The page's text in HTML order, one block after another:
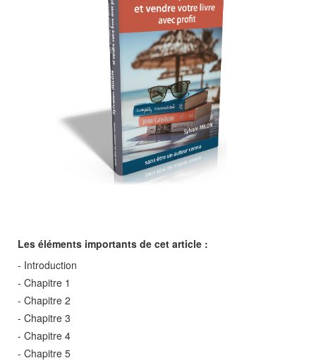
Les éléments importants de cet article :
- Introduction
- Chapitre 1
- Chapitre 2
- Chapitre 3
- Chapitre 4
- Chapitre 5